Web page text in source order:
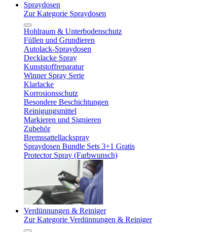
Spraydosen
Zur Kategorie Spraydosen
Hohlraum & Unterbodenschutz
Füllen und Grundieren
Autolack-Spraydosen
Decklacke Spray
Kunststoffreparatur
Winner Spray Serie
Klarlacke
Korrosionsschutz
Besondere Beschichtungen
Reinigungsmittel
Markieren und Signieren
Zubehör
Bremssattellackspray
Spraydosen Bundle Sets 3+1 Gratis
Protector Spray (Farbwunsch)
Verdünnungen & Reiniger
Zur Kategorie Verdünnungen & Reiniger